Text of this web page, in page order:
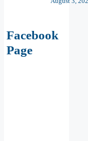
Facebook
Page